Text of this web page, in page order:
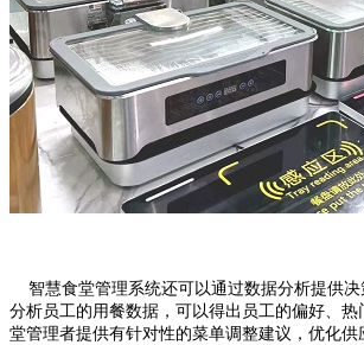
智慧食堂管理系统还可以通过数据分析提供决
分析员工的用餐数据，可以得出员工的偏好、热
堂管理者提供有针对性的菜单调整建议，优化供